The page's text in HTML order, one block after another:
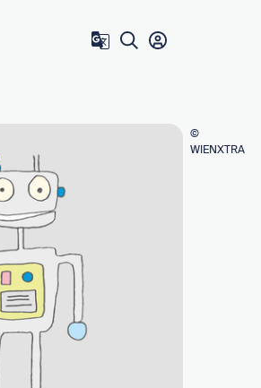
Zum Benutzer